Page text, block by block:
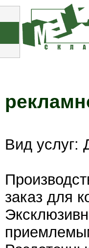
Вид услуг:
заказ для